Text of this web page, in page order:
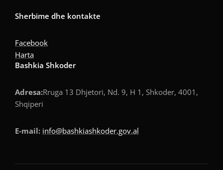
Sherbime dhe kontakte
Facebook
Harta
Bashkia Shkoder
Adresa:Rruga 13 Dhjetori, Nd. 9, H 1, Shkoder, 4001,
Shqiperi
E-mail: info@bashkiashkoder.gov.al